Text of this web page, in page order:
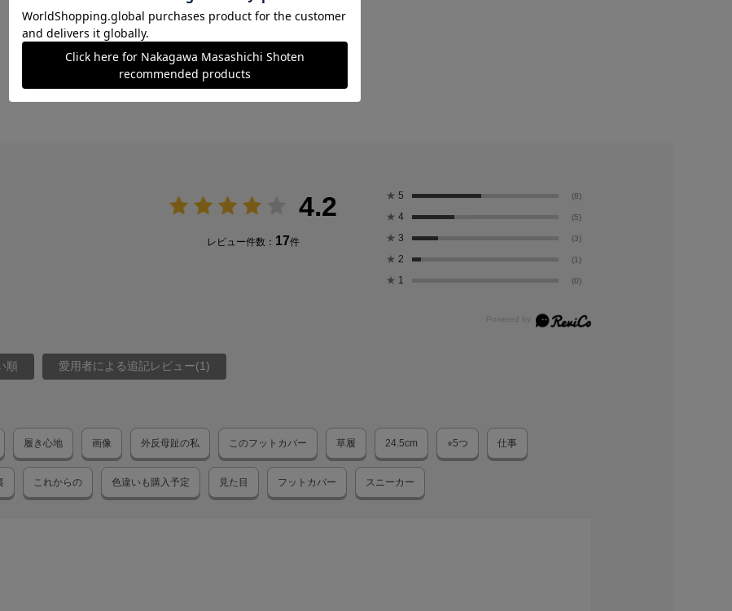
4.2
レビュー件数： 17件
★ 5 (8)
★ 4 (5)
★ 3 (3)
★ 2 (1)
★ 1 (0)
順 愛用者による追記レビュー(1)
履き心地 画像 外反母趾の私 このフットカバー 草履 24.5cm ⭐︎5つ 仕事
これからの 色違いも購入予定 見た目 フットカバー スニーカー